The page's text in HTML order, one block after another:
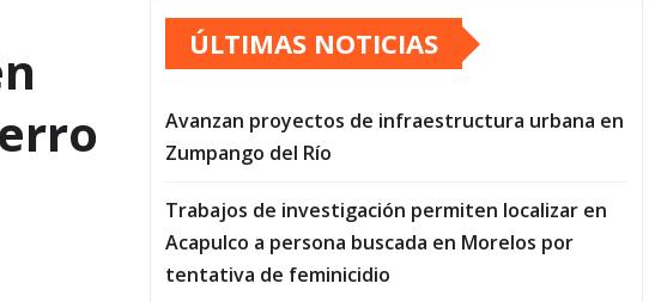
ÚLTIMAS NOTICIAS
Avanzan proyectos de infraestructura urbana en
Zumpango del Río
Trabajos de investigación permiten localizar en
Acapulco a persona buscada en Morelos por
tentativa de feminicidio